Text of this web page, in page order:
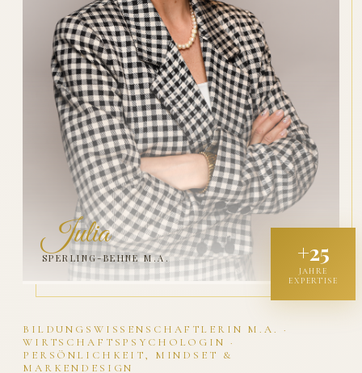
BILDUNGSWISSENSCHAFTLERIN M.A. ·
WIRTSCHAFTSPSYCHOLOGIN ·
PERSÖNLICHKEIT, MINDSET &
MARKENDESIGN
Julia
SPERLING-BEHNE M.A. +25
JAHRE
EXPERTISE